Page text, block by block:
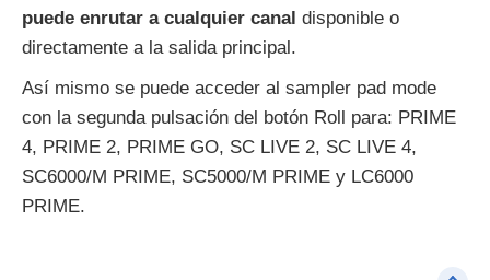
puede enrutar a cualquier canal disponible o
directamente a la salida principal.
Así mismo se puede acceder al sampler pad mode
con la segunda pulsación del botón Roll para: PRIME
4, PRIME 2, PRIME GO, SC LIVE 2, SC LIVE 4,
SC6000/M PRIME, SC5000/M PRIME y LC6000
PRIME.